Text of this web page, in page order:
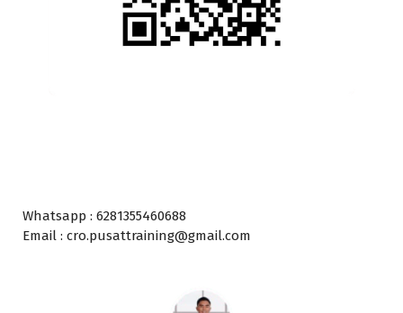
Whatsapp : 6281355460688
Email : cro.pusattraining@gmail.com